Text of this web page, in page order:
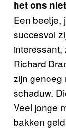
het ons
Een beetje,
succesvol
interessant,
Richard
zijn genoeg
schaduw.
Veel jonge
bakken